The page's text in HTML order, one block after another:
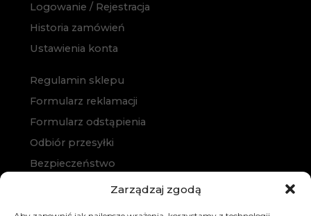
Zarządzaj zgodą
Logowanie / Rejestracja
Historia zamówień
Ustawienia konta
Regulamin sklepu
Formularz reklamacji
Formularz odstąpienia
Odbiór przesyłki
Bezpieczeństwo
Polityka prywatności